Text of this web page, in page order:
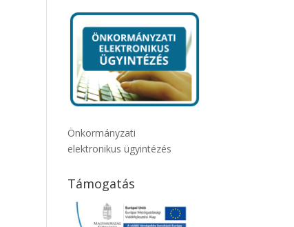
Önkormányzati
elektronikus ügyintézés
Támogatás